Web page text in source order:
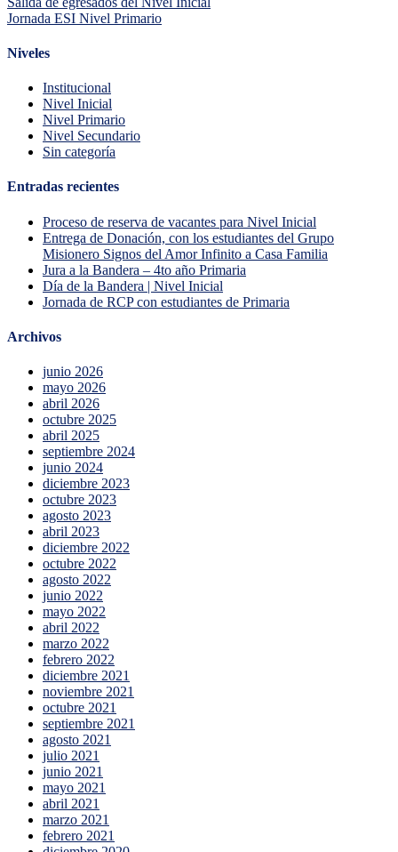
Jornada ESI Nivel Primario
Niveles
Institucional
Nivel Inicial
Nivel Primario
Nivel Secundario
Sin categoría
Entradas recientes
Proceso de reserva de vacantes para Nivel Inicial
Entrega de Donación, con los estudiantes del Grupo
Misionero Signos del Amor Infinito a Casa Familia
Jura a la Bandera – 4to año Primaria
Día de la Bandera | Nivel Inicial
Jornada de RCP con estudiantes de Primaria
Archivos
junio 2026
mayo 2026
abril 2026
octubre 2025
abril 2025
septiembre 2024
junio 2024
diciembre 2023
octubre 2023
agosto 2023
abril 2023
diciembre 2022
octubre 2022
agosto 2022
junio 2022
mayo 2022
abril 2022
marzo 2022
febrero 2022
diciembre 2021
noviembre 2021
octubre 2021
septiembre 2021
agosto 2021
julio 2021
junio 2021
mayo 2021
abril 2021
marzo 2021
febrero 2021